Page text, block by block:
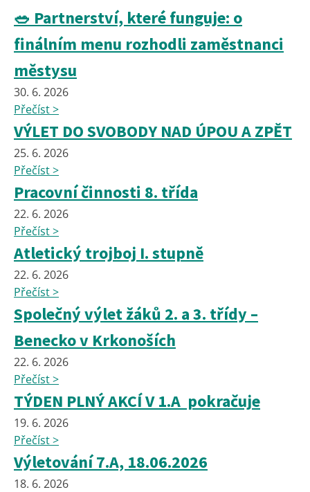
🥗 Partnerství, které funguje: o
finálním menu rozhodli zaměstnanci
městysu
30. 6. 2026
Přečíst >
VÝLET DO SVOBODY NAD ÚPOU A ZPĚT
25. 6. 2026
Přečíst >
Pracovní činnosti 8. třída
22. 6. 2026
Přečíst >
Atletický trojboj I. stupně
22. 6. 2026
Přečíst >
Společný výlet žáků 2. a 3. třídy –
Benecko v Krkonoších
22. 6. 2026
Přečíst >
TÝDEN PLNÝ AKCÍ V 1.A pokračuje
19. 6. 2026
Přečíst >
Výletování 7.A, 18.06.2026
18. 6. 2026